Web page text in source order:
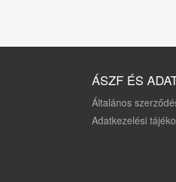
ÁSZF ÉS
Általános
Adatkezelési